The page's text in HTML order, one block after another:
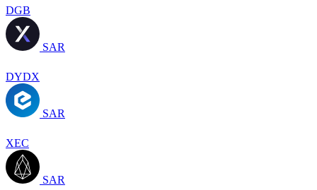
DGB
SAR
DYDX
SAR
XEC
SAR